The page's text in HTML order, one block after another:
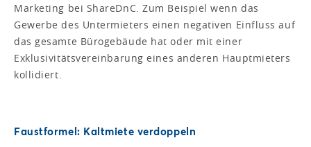
Marketing bei ShareDnC. Zum Beispiel wenn das
Gewerbe des Untermieters einen negativen Einfluss auf
das gesamte Bürogebäude hat oder mit einer
Exklusivitätsvereinbarung eines anderen Hauptmieters
kollidiert.
Faustformel: Kaltmiete verdoppeln